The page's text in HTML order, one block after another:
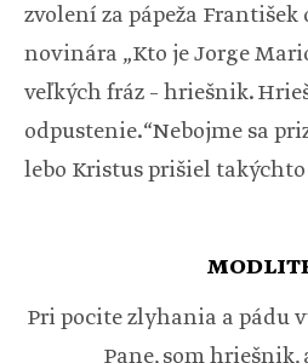
zvolení za pápeža
novinára „Kto je Jorge
veľkých fráz – hriešnik.
odpustenie.“Nebojme sa
lebo Kristus prišiel
Pri pocite zlyhania a pádu